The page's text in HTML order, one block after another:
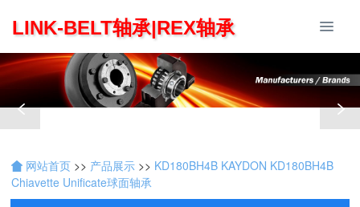
LINK-BELT轴承|REX轴承
网站首页 >> 产品展示 >> KD180BH4B KAYDON KD180BH4B
Chiavette Unificate球面轴承